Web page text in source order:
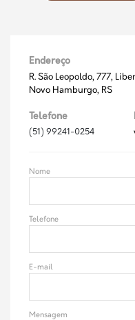
Endereço
R. São Leopoldo, 777,
Novo Hamburgo, RS
Telefone
(51) 99241-0254
Nome
Telefone
E-mail
Mensagem